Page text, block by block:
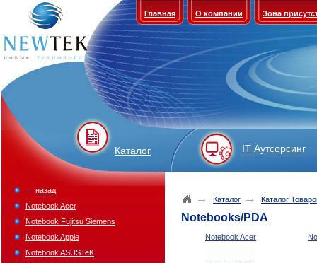
Главная О компании Зона
Каталог IT Аутсорсинг
→ Каталог → Каталог
Notebooks/PDA
Notebook Acer
← назад
Notebook Acer
Notebook Fujitsu Siemens
Notebook Apple
Notebook ASUSTeK